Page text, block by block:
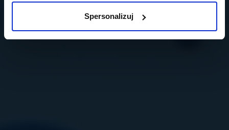
Spersonalizuj